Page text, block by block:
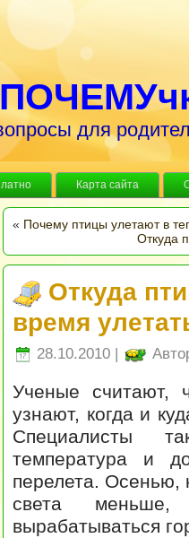
для
Карта сайта
« Почему птицы улетают в
Откуда
Откуда
время
28.10.2010 |
Ученые считают,
узнают, когда и
Специалисты
температура и
перелета. Осенью,
света
вырабатываться